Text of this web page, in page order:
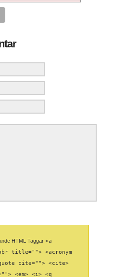
HTML Taggar <a
title=""> <acronym
cite=""> <cite>
<em> <i> <q